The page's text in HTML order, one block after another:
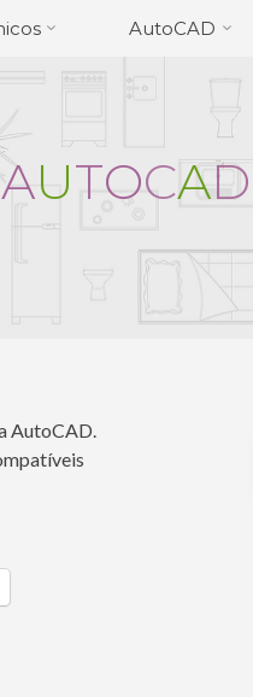
AutoCAD
AUTOCAD
AutoCAD.